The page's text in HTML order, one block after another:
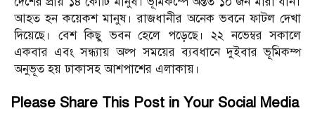
আহত হন কয়েকশ মানুষ। রাজধানীর অনেক ভবনে ফাটল দেখা
দিয়েছে। বেশ কিছু ভবন হেলে পড়েছে। ২২ নভেম্বর সকালে
একবার এবং সন্ধ্যায় অল্প সময়ের ব্যবধানে দুইবার ভূমিকম্প
অনুভূত হয় ঢাকাসহ আশপাশের এলাকায়।
Please Share This Post in Your Social Media